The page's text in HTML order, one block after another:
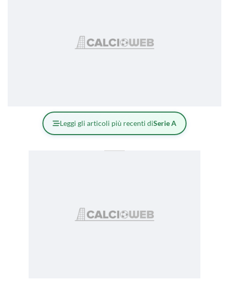
Leggi gli articoli più recenti diSerie A